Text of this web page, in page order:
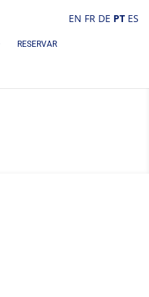
RESERVAR
EN FR DE PT ES